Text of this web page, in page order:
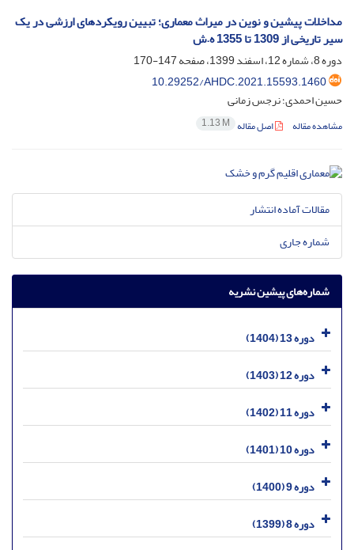
مداخلات پیشین و نوین در میراث معماری؛ تبیین رویکردهای ارزشی در یک
سیر تاریخی از 1309 تا 1355 ه.ش
دوره 8، شماره 12، اسفند 1399، صفحه
147-170
10.29252/AHDC.2021.15593.1460
حسین احمدی؛ نرجس زمانی
مشاهده مقاله اصل مقاله 1.13 M
مقالات آماده انتشار
شماره جاری
شماره‌های پیشین نشریه
دوره 13 (1404)
دوره 12 (1403)
دوره 11 (1402)
دوره 10 (1401)
دوره 9 (1400)
دوره 8 (1399)